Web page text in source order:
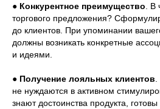
● Конкурентное преимущество .
торгового предложения?
до клиентов. При упоминании
должны возникать конкретные
и идеями.
● Получение лояльных клиентов
не нуждаются в активном
знают достоинства продукта,